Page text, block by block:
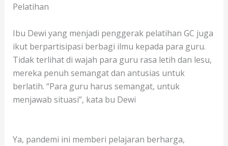
Pelatihan
Ibu Dewi yang menjadi penggerak pelatihan GC juga
ikut berpartisipasi berbagi ilmu kepada para guru.
Tidak terlihat di wajah para guru rasa letih dan lesu,
mereka penuh semangat dan antusias untuk
berlatih. “Para guru harus semangat, untuk
menjawab situasi”, kata bu Dewi
Ya, pandemi ini memberi pelajaran berharga,